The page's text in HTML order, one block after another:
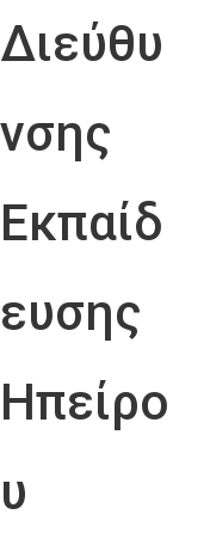
Διεύθυ
νσης
Εκπαίδ
ευσης
Ηπείρο
υ